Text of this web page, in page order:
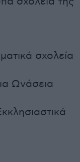
σχολεία
Ωνάσεια